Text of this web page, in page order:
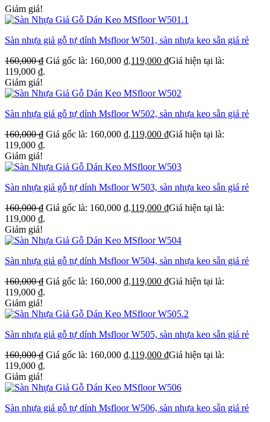
Giảm giá!
Sàn nhựa giả gỗ tự dính Msfloor W501, sàn nhựa keo sẵn giá rẻ
160,000₫ Giá gốc là: 160,000 ₫.119,000 ₫Giá hiện tại là:
119,000 ₫.
Giảm giá!
Sàn nhựa giả gỗ tự dính Msfloor W502, sàn nhựa keo sẵn giá rẻ
160,000₫ Giá gốc là: 160,000 ₫.119,000 ₫Giá hiện tại là:
119,000 ₫.
Giảm giá!
Sàn nhựa giả gỗ tự dính Msfloor W503, sàn nhựa keo sẵn giá rẻ
160,000₫ Giá gốc là: 160,000 ₫.119,000 ₫Giá hiện tại là:
119,000 ₫.
Giảm giá!
Sàn nhựa giả gỗ tự dính Msfloor W504, sàn nhựa keo sẵn giá rẻ
160,000₫ Giá gốc là: 160,000 ₫.119,000 ₫Giá hiện tại là:
119,000 ₫.
Giảm giá!
Sàn nhựa giả gỗ tự dính Msfloor W505, sàn nhựa keo sẵn giá rẻ
160,000₫ Giá gốc là: 160,000 ₫.119,000 ₫Giá hiện tại là:
119,000 ₫.
Giảm giá!
Sàn nhựa giả gỗ tự dính Msfloor W506, sàn nhựa keo sẵn giá rẻ